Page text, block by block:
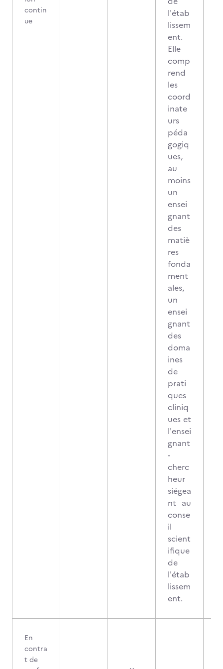
contin
ue
l'étab
lissem
ent.
Elle
comp
rend
les
coord
inate
urs
péda
gogiq
ues,
au
moins
un
ensei
gnant
des
matiè
res
fonda
ment
ales,
un
ensei
gnant
des
doma
ines
de
prati
ques
cliniq
ues et
l'ensei
gnant
-
cherc
heur
siégea
nt au
conse
il
scient
ifique
de
l'étab
lissem
ent.
En
contra
t de